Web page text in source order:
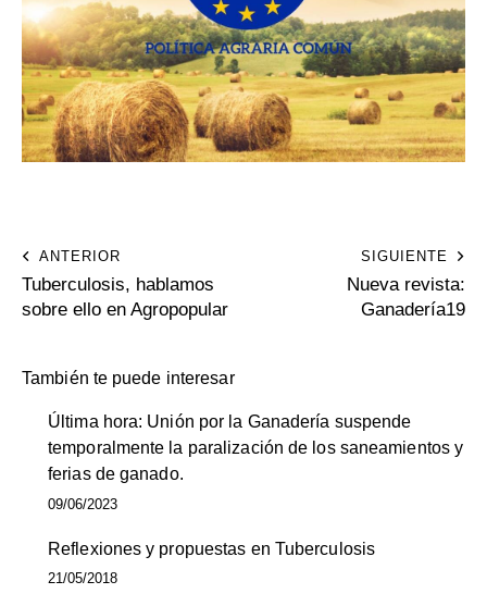
ANTERIOR
Tuberculosis, hablamos
sobre ello en Agropopular
SIGUIENTE
Nueva revista:
Ganadería19
También te puede interesar
Última hora: Unión por la Ganadería suspende
temporalmente la paralización de los saneamientos y
ferias de ganado.
09/06/2023
Reflexiones y propuestas en Tuberculosis
21/05/2018